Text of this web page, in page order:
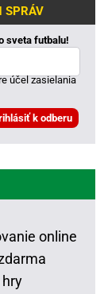
SPRÁV
sveta futbalu!
účel zasielania
online